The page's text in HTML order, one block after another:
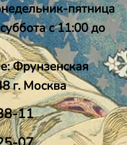
пятница
с 11:00 до
Фрунзенская
г. Москва
11